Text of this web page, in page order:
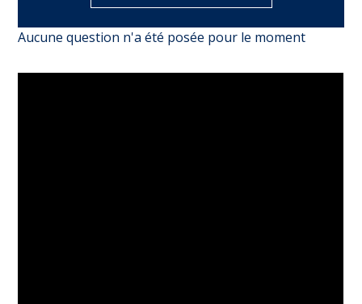
Aucune question n'a été posée pour le moment